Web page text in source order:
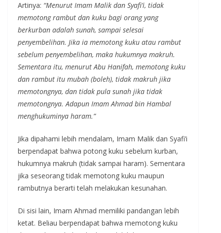
Artinya: “Menurut Imam Malik dan Syafi’i, tidak
memotong rambut dan kuku bagi orang yang
berkurban adalah sunah, sampai selesai
penyembelihan. Jika ia memotong kuku atau rambut
sebelum penyembelihan, maka hukumnya makruh.
Sementara itu, menurut Abu Hanifah, memotong kuku
dan rambut itu mubah (boleh), tidak makruh jika
memotongnya, dan tidak pula sunah jika tidak
memotongnya. Adapun Imam Ahmad bin Hambal
menghukuminya haram.”
Jika dipahami lebih mendalam, Imam Malik dan Syafi’i
berpendapat bahwa potong kuku sebelum kurban,
hukumnya makruh (tidak sampai haram). Sementara
jika seseorang tidak memotong kuku maupun
rambutnya berarti telah melakukan kesunahan.
Di sisi lain, Imam Ahmad memiliki pandangan lebih
ketat. Beliau berpendapat bahwa memotong kuku